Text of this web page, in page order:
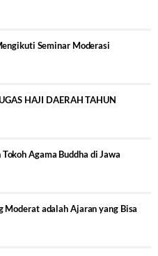
Seminar Moderasi
HAJI DAERAH TAHUN
Agama Buddha di Jawa
Moderat adalah Ajaran yang Bisa